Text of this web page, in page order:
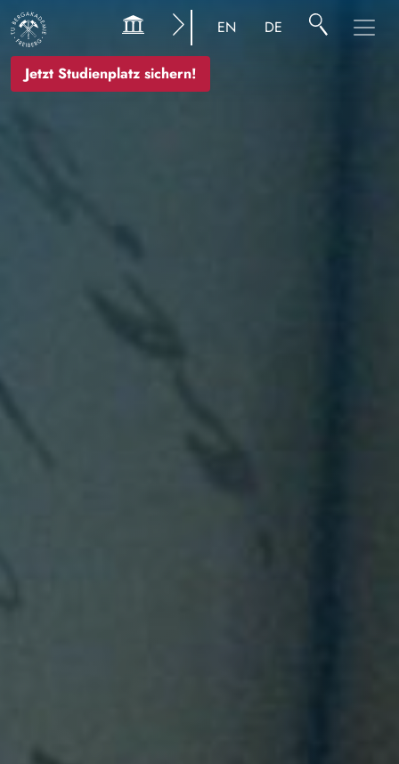
Jetzt Studienplatz sichern!
EN DE
Bild